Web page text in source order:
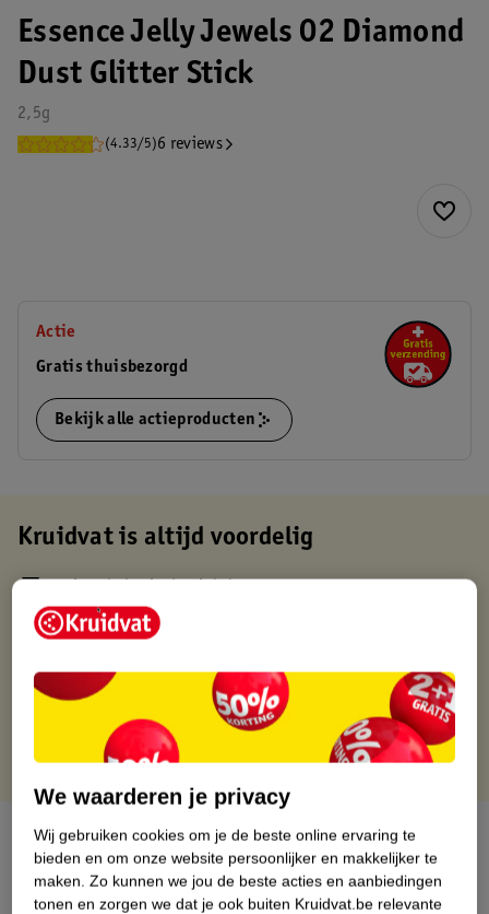
Essence Jelly Jewels 02 Diamond
Dust Glitter Stick
2,5g
(4.33/5)6 reviews
Actie
Gratis thuisbezorgd
Bekijk alle actieproducten
Kruidvat is altijd voordelig
Op werkdagen voor 22:00 uur besteld, volgende dag in huis
Gratis thuisbezorgd vanaf 50.00
Gratis punten met je Kruidvat kaart
Over dit product
Productinformatie
We waarderen je privacy
Wij gebruiken cookies om je de beste online ervaring te
bieden en om onze website persoonlijker en makkelijker te
maken. Zo kunnen we jou de beste acties en aanbiedingen
tonen en zorgen we dat je ook buiten Kruidvat.be relevante